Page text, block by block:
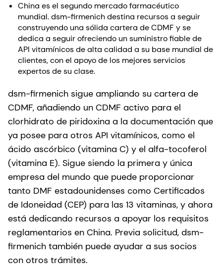
China es el segundo mercado farmacéutico
mundial. dsm-firmenich destina recursos a seguir
construyendo una sólida cartera de CDMF y se
dedica a seguir ofreciendo un suministro fiable de
API vitamínicos de alta calidad a su base mundial de
clientes, con el apoyo de los mejores servicios
expertos de su clase.
dsm-firmenich sigue ampliando su cartera de
CDMF, añadiendo un CDMF activo para el
clorhidrato de piridoxina a la documentación que
ya posee para otros API vitamínicos, como el
ácido ascórbico (vitamina C) y el alfa-tocoferol
(vitamina E). Sigue siendo la primera y única
empresa del mundo que puede proporcionar
tanto DMF estadounidenses como Certificados
de Idoneidad (CEP) para las 13 vitaminas, y ahora
está dedicando recursos a apoyar los requisitos
reglamentarios en China. Previa solicitud, dsm-
firmenich también puede ayudar a sus socios
con otros trámites.